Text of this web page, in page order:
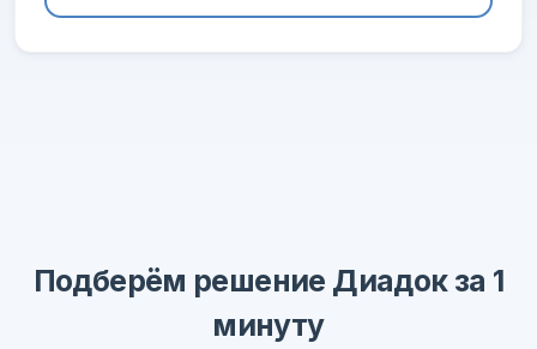
Подберём решение Диадок за 1
минуту